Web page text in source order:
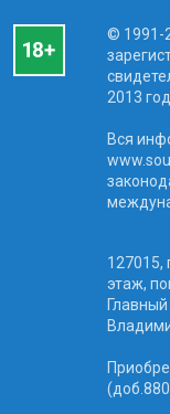
© 1991-
2013
Вся
127015,
этаж,